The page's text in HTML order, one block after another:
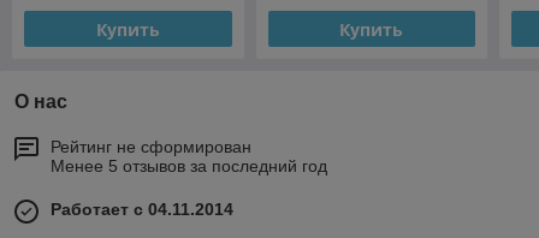
Купить Купить
О нас
Рейтинг не сформирован
Менее 5 отзывов за последний год
Работает с 04.11.2014